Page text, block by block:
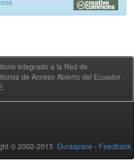
integrado a la Red de
de Acceso Abierto del Ecuador -
© 2002-2013 Duraspace - Feedback